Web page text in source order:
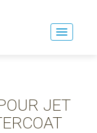
Toggle
JET